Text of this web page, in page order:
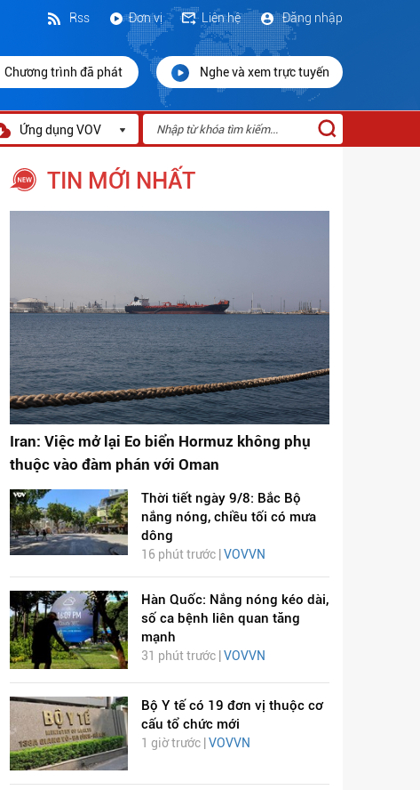
Đăng nhập
Liên hệ
Đơn vị
Rss
Chương trình đã phát Nghe và xem trực tuyến
Ứng dụng VOV
TIN MỚI NHẤT
Iran: Việc mở lại Eo biển Hormuz không phụ
thuộc vào đàm phán với Oman
Thời tiết ngày 9/8: Bắc Bộ
nắng nóng, chiều tối có mưa
dông
16 phút trước | VOVVN
Hàn Quốc: Nắng nóng kéo dài,
số ca bệnh liên quan tăng
mạnh
31 phút trước | VOVVN
Bộ Y tế có 19 đơn vị thuộc cơ
cấu tổ chức mới
1 giờ trước | VOVVN